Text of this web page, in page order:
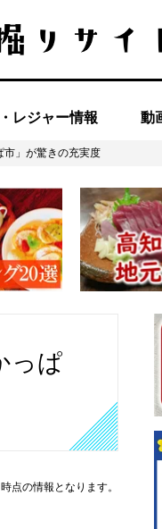
レジャー情報 動
市」が驚きの充実度
っぱ
点の情報となります。